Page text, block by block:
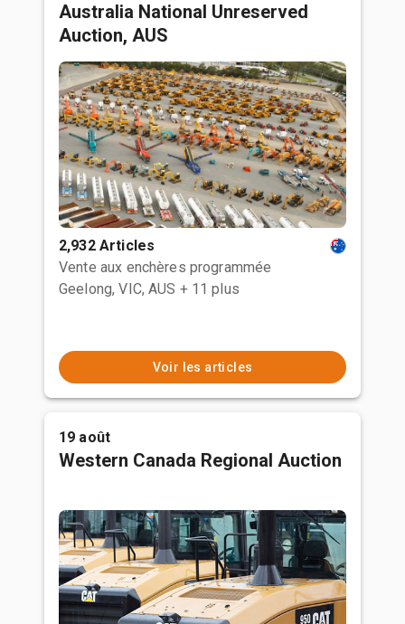
Australia National Unreserved
Auction, AUS
2,932 Articles
Vente aux enchères programmée
Geelong, VIC, AUS + 11 plus
Voir les articles
19 août
Western Canada Regional Auction